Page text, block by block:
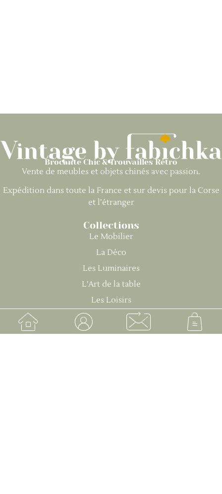
Brocante Chic & Trouvailles Rétro
Vente de meubles et objets chinés avec passion.
Expédition dans toute la France et sur devis pour la Corse
et l’étranger
Collections
Le Mobilier
La Déco
Les Luminaires
L'Art de la table
Les Loisirs
Infos